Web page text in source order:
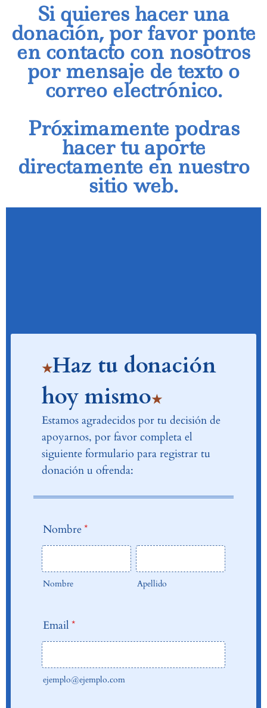
Si quieres hacer una
donación, por favor ponte
en contacto con nosotros
por mensaje de texto o
correo electrónico.
Próximamente podras
hacer tu aporte
directamente en nuestro
sitio web.